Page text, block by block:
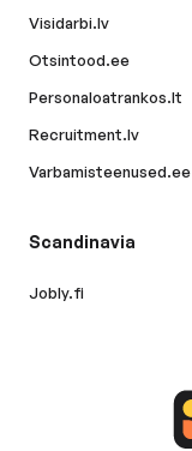
Visidarbi.lv
Otsintood.ee
Personaloatrankos.lt
Recruitment.lv
Varbamisteenused.ee
Scandinavia
Jobly.fi